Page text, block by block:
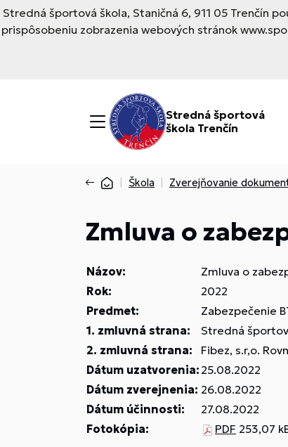
Stredná športová škola, Staničná 6, 911 05 Trenčín
prispôsobeniu zobrazenia webových stránok
Stredná športová
škola Trenčín
Škola Zverejňovanie
Zmluva o
Názov:
Zmluva o
Rok:
2022
Predmet:
Zabezpečenie
1. zmluvná strana:
Stredná
2. zmluvná strana:
Fibez, s.r,o.
Dátum uzatvorenia: 25.08.2022
Dátum zverejnenia: 26.08.2022
Dátum účinnosti:
27.08.2022
Fotokópia:
PDF 253,07